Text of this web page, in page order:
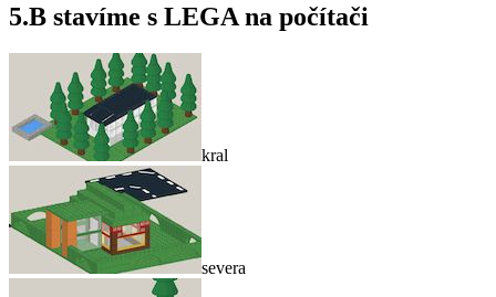
5.B stavíme s LEGA na počítači
kral
severa